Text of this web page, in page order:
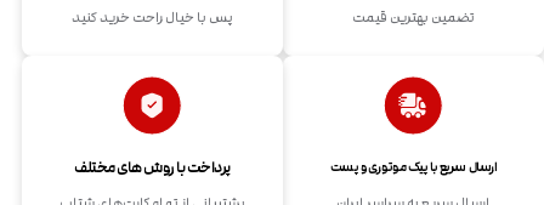
تضمین بهترین قیمت پس با خیال راحت خرید کنید
ارسال سریع با پیک موتوری و پست پرداخت با روش های مختلف